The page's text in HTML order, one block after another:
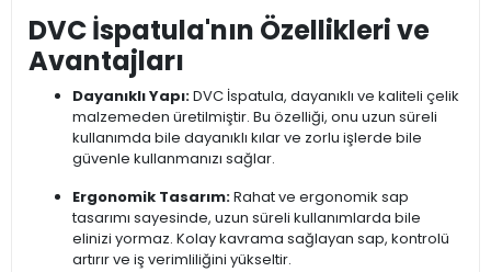
DVC İspatula'nın Özellikleri ve
Avantajları
Dayanıklı Yapı:DVC İspatula, dayanıklı ve kaliteli çelik
malzemeden üretilmiştir. Bu özelliği, onu uzun süreli
kullanımda bile dayanıklı kılar ve zorlu işlerde bile
güvenle kullanmanızı sağlar.
Ergonomik Tasarım:Rahat ve ergonomik sap
tasarımı sayesinde, uzun süreli kullanımlarda bile
elinizi yormaz. Kolay kavrama sağlayan sap, kontrolü
artırır ve iş verimliliğini yükseltir.